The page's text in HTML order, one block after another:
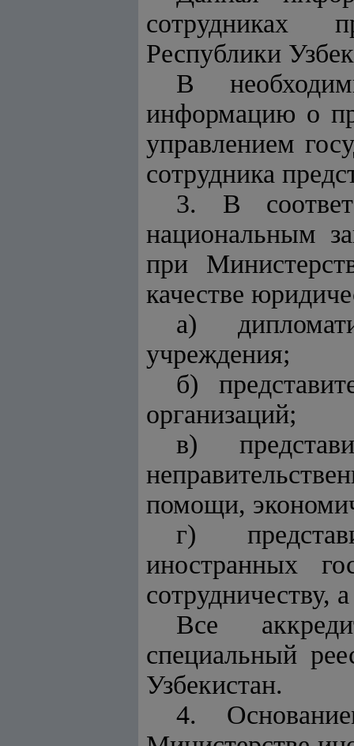
сотрудниках
Республики
В
информацию о
управлением
сотрудника
3. В
национальным
при
качестве
а)
учреждения;
б)
организаций;
в)
помощи,
г)
иностранных
сотрудничеству,
Все
специальный
Узбекистан.
4.